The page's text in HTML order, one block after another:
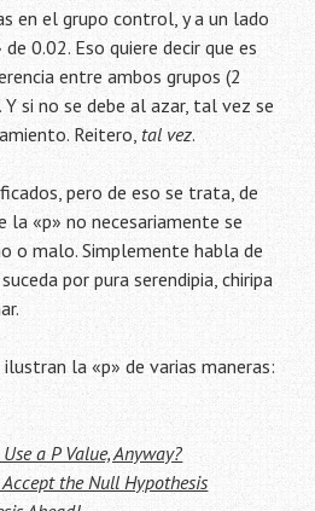
en el grupo control, y a un lado
0.02. Eso quiere decir que es
entre ambos grupos (2
si no se debe al azar, tal vez se
Reitero,tal vez.
pero de eso se trata, de
la «p» no necesariamente se
o malo. Simplemente habla de
por pura serendipia, chiripa
la «p» de varias maneras:
a P Value, Anyway?
the Null Hypothesis